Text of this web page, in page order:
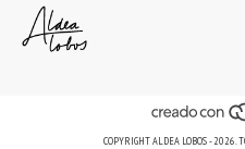
COPYRIGHT ALDEA LOBOS - 2026.